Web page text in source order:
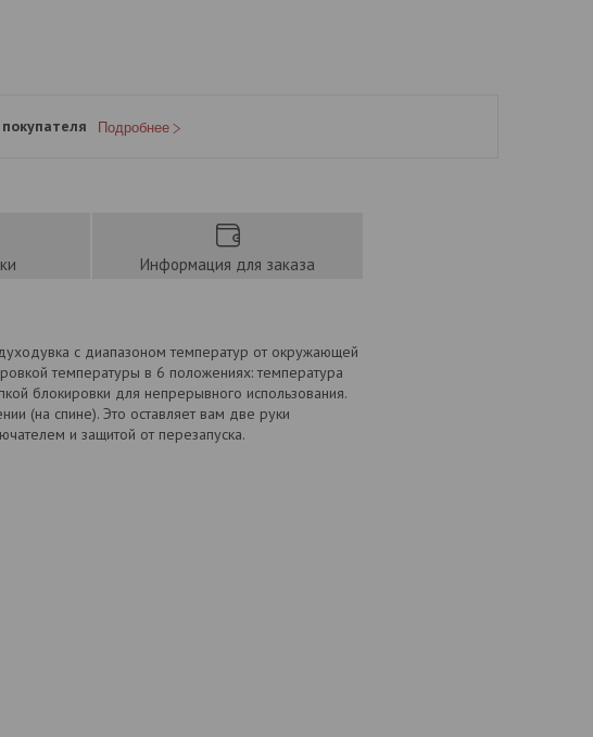
Подробнее
Информация для заказа
с диапазоном температур от окружающей
температуры в 6 положениях: температура
блокировки для непрерывного использования.
(на спине). Это оставляет вам две руки
и защитой от перезапуска.